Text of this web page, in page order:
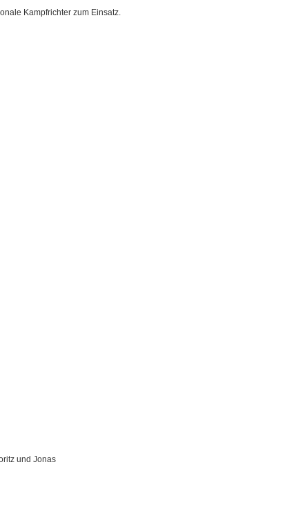
Kampfrichter zum Einsatz.
und Jonas